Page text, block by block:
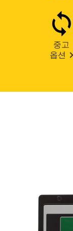
중고
옵션